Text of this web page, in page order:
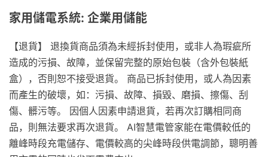
家用儲電系統: 企業用儲能
【退貨】 退換貨商品須為未經拆封使用，或非人為瑕疵所
造成的污損、故障，並保留完整的原始包裝（含外包裝紙
盒），否則恕不接受退貨。 商品已拆封使用，或人為因素
而產生的破壞，如：污損、故障、損毀、磨損、擦傷、刮
傷、髒污等。 因個人因素申請退貨，若再次訂購相同商
品，則無法要求再次退貨。 AI智慧電管家能在電價較低的
離峰時段充電儲存、電價較高的尖峰時段供電調節，聰明善